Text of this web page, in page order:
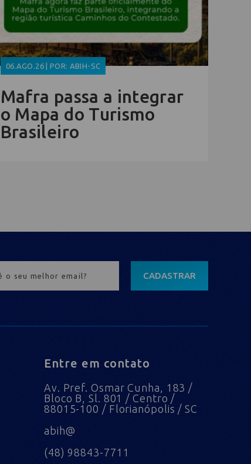
06.AGO.26 | POR: ABIH-SC
Mafra passa a integrar
o Mapa do Turismo
Brasileiro
CADASTRAR
Entre em contato
Av. Pref. Osmar Cunha, 183 /
Bloco B, Sl. 801 / Centro /
88015-100 / Florianópolis / SC
abih@
(48) 98843-7711